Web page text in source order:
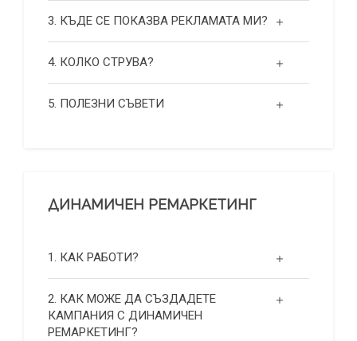
3. КЪДЕ СЕ ПОКАЗВА РЕКЛАМАТА МИ?
4. КОЛКО СТРУВА?
5. ПОЛЕЗНИ СЪВЕТИ
ДИНАМИЧЕН РЕМАРКЕТИНГ
1. КАК РАБОТИ?
2. КАК МОЖЕ ДА СЪЗДАДЕТЕ
КАМПАНИЯ С ДИНАМИЧЕН
РЕМАРКЕТИНГ?